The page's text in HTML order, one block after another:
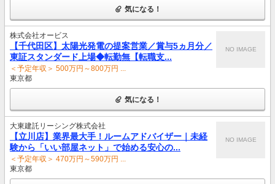
気になる！
株式会社オービス
【千代田区】太陽光発電の提案営業／賞与5ヵ月分／
東証スタンダード上場◆転勤無【転職支...
＜予定年収＞ 500万円～800万円 ...
東京都
NO IMAGE
気になる！
大東建託リーシング株式会社
【立川店】業界最大手！ルームアドバイザー｜未経
験から「いい部屋ネット」で始める安心の...
＜予定年収＞ 470万円～590万円 ...
東京都
NO IMAGE